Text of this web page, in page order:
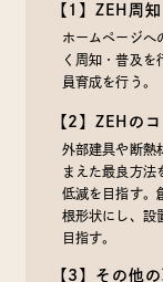
【1】ZEH周
ホームページへ
く周知・普及
員育成を行う。
【2】ZEHの
外部建具や断熱
まえた最良方法
低減を目指す。
根形状にし、設
目指す。
【3】その他